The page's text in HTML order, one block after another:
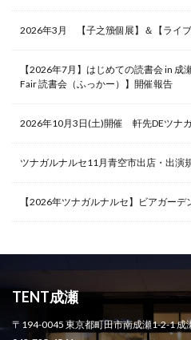
2026年3月 【子之籏個展】＆【ライ
【2026年7月】はじめての読書会 in
Fair 読書会（ふっかー）】開催報告
2026年10月3日(土)開催 軒先DEツナ
ツナガルナルセ11月青空市出店・出演
【2026年ツナガルナルセ】ビアガー
TENT成瀬
〒194-0045 東京都町田市南成瀬1-2-1 成